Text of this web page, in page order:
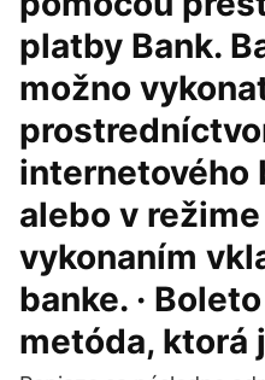
platby Bank.
možno
internetového
alebo v
vykonaním
banke. ·
metóda, ktorá